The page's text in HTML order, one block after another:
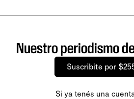
Nuestro periodismo
Suscribite por
Si ya tenés una